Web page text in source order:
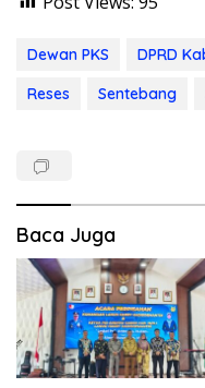
Dewan PKS DPRD
Reses
Sentebang
Baca Juga